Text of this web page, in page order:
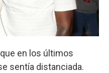
en los últimos
sentía distanciada.